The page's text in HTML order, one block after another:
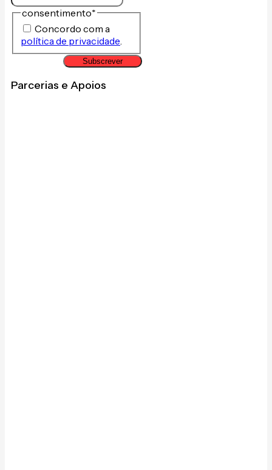
consentimento*
Concordo com a
política de privacidade
Subscrever
Parcerias e Apoios